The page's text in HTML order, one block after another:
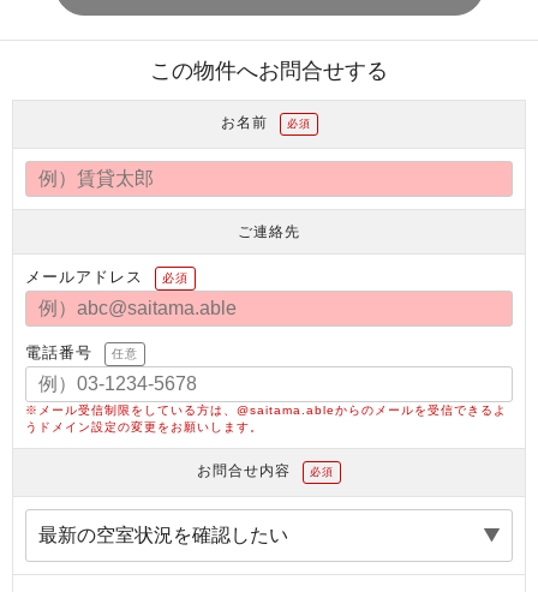
この物件へお問合せする
お名前 必須
ご連絡先
メールアドレス 必須
電話番号 任意
※メール受信制限をしている方は、@saitama.ableからのメールを受信できるよ
うドメイン設定の変更をお願いします。
お問合せ内容 必須